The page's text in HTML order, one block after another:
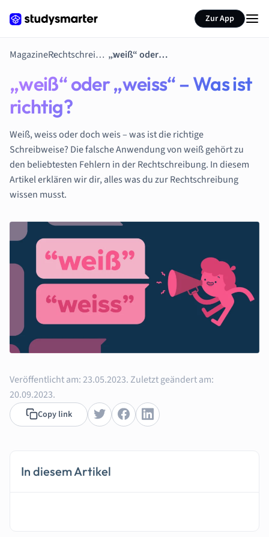
Zur App
Magazine Rechtschreibtipps „weiß“ oder „weiss“ – Was ist richtig?
„weiß“ oder „weiss“ – Was ist
richtig?
Weiß, weiss oder doch weis – was ist die richtige
Schreibweise? Die falsche Anwendung von weiß gehört zu
den beliebtesten Fehlern in der Rechtschreibung. In diesem
Artikel erklären wir dir, alles was du zur Rechtschreibung
wissen musst.
Veröffentlicht am:23.05.2023.Zuletzt geändert am:
20.09.2023.
Copy link
In diesem Artikel